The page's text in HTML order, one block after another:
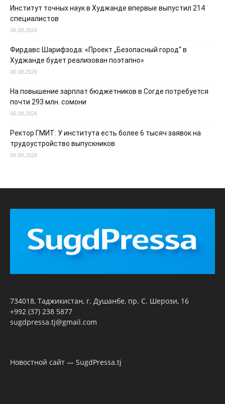
Институт точных наук в Худжанде впервые выпустил 214
специалистов
06.08.2026
Фирдавс Шарифзода: «Проект „Безопасный город“ в
Худжанде будет реализован поэтапно»
06.08.2026
На повышение зарплат бюджетников в Согде потребуется
почти 293 млн. сомони
06.08.2026
Ректор ГМИТ: У института есть более 6 тысяч заявок на
трудоустройство выпускников
06.08.2026
734018, Таджикистан, г. Душанбе, пр. С. Шерози, 16
+992 (37) 238 5877
sugdpressa.tj@gmail.com
Новостной сайт — SugdPressa.tj